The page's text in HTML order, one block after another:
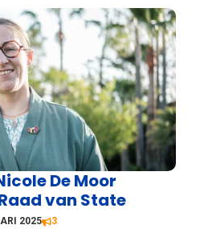
De Moor
van State
2025 3